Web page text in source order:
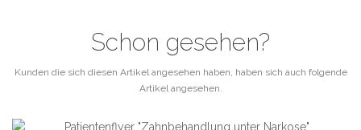
Schon gesehen?
Kunden die sich diesen Artikel angesehen haben, haben sich auch folgende
Artikel angesehen.